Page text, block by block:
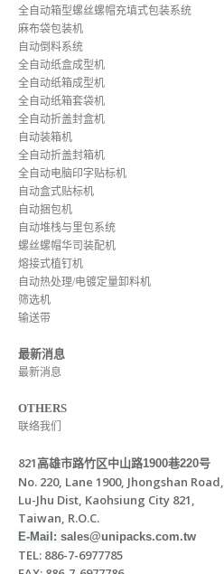
全自动箱型螺丝螺帽充填式包装系统
麻布袋包装机
自动倒料系统
全自动纸盒成型机
全自动纸箱成型机
全自动纸箱套袋机
全自动折盖封盒机
自动装箱机
全自动折盖封箱机
全自动电脑印字贴标机
自动盒式贴标机
自动捆包机
自动堆栈与里包系统
螺丝螺帽华司装配机
熔接式植钉机
自动热处理/电镀定量卸料机
筛选机
输送带
最新消息
最新消息
OTHERS
联络我们
821高雄市路竹区中山路1900巷220号
No. 220, Lane 1900, Jhongshan Road,
Lu-Jhu Dist, Kaohsiung City 821,
Taiwan, R.O.C.
E-Mail: sales@unipacks.com.tw
TEL: 886-7-6977785